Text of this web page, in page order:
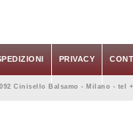
PRIVACY
Cinisello Balsamo - Milano - tel